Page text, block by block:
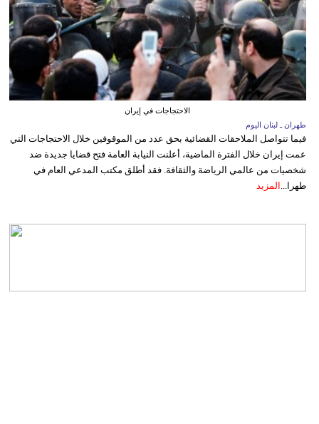
الاحتجاجات في إيران
طهران ـ لبنان اليوم
فيما تتواصل الملاحقات القضائية بحق عدد من الموقوفين خلال الاحتجاجات التي
عمت إيران خلال الفترة الماضية، أعلنت النيابة العامة فتح قضايا جديدة ضد
شخصيات من عالمي الرياضة والثقافة. فقد أطلق مكتب المدعي العام في
طهرا... المزيد